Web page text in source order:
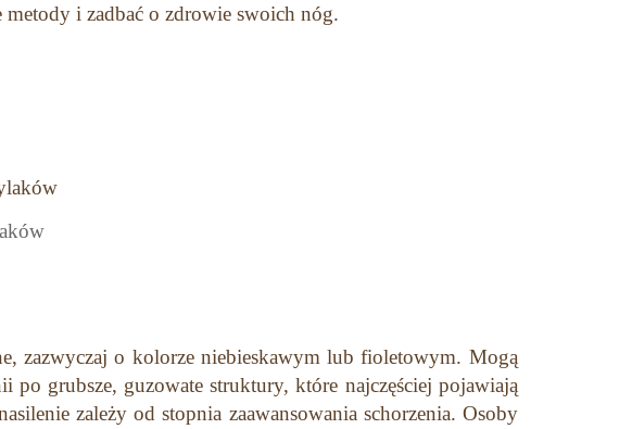
metody i zadbać o zdrowie swoich nóg.
zazwyczaj o kolorze niebieskawym lub fioletowym. Mogą
po grubsze, guzowate struktury, które najczęściej pojawiają
zależy od stopnia zaawansowania schorzenia. Osoby